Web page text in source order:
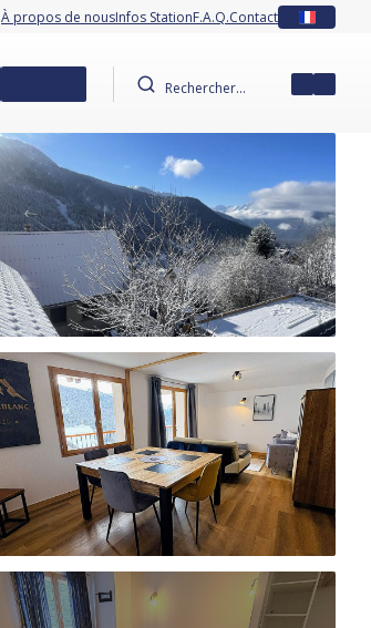
À propos de nousInfos StationF.A.Q.Contact
Mon